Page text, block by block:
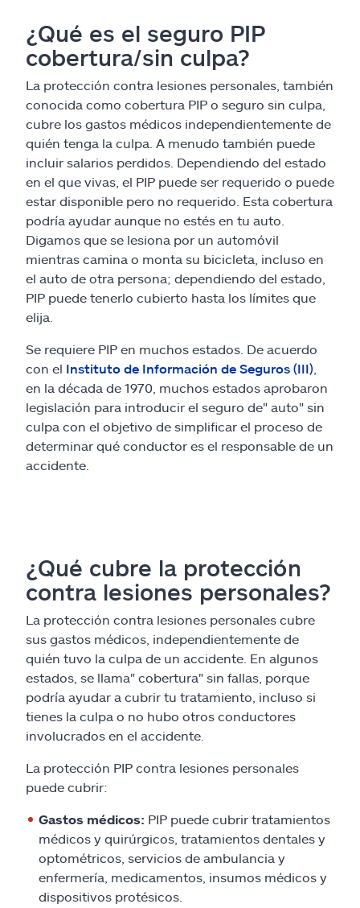
¿Qué es el seguro PIP
cobertura/sin culpa?
La protección contra lesiones personales, también
conocida como cobertura PIP o seguro sin culpa,
cubre los gastos médicos independientemente de
quién tenga la culpa. A menudo también puede
incluir salarios perdidos. Dependiendo del estado
en el que vivas, el PIP puede ser requerido o puede
estar disponible pero no requerido. Esta cobertura
podría ayudar aunque no estés en tu auto.
Digamos que se lesiona por un automóvil
mientras camina o monta su bicicleta, incluso en
el auto de otra persona; dependiendo del estado,
PIP puede tenerlo cubierto hasta los límites que
elija.
Se requiere PIP en muchos estados. De acuerdo
con el Instituto de Información de Seguros (III)
en la década de 1970, muchos estados aprobaron
legislación para introducir el seguro de" auto" sin
culpa con el objetivo de simplificar el proceso de
determinar qué conductor es el responsable de un
accidente.
¿Qué cubre la protección
contra lesiones personales?
La protección contra lesiones personales cubre
sus gastos médicos, independientemente de
quién tuvo la culpa de un accidente. En algunos
estados, se llama" cobertura" sin fallas, porque
podría ayudar a cubrir tu tratamiento, incluso si
tienes la culpa o no hubo otros conductores
involucrados en el accidente.
La protección PIP contra lesiones personales
puede cubrir:
Gastos médicos: PIP puede cubrir tratamientos
médicos y quirúrgicos, tratamientos dentales y
optométricos, servicios de ambulancia y
enfermería, medicamentos, insumos médicos y
dispositivos protésicos.